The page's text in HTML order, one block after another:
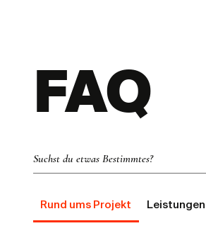
FAQ
Rund ums Projekt Leistungen